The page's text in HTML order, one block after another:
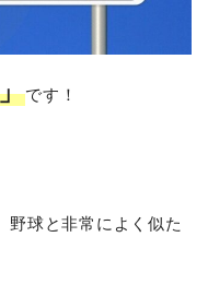
です！
野球と非常によく似た